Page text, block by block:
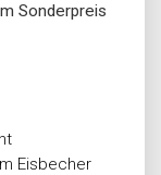
Sonderpreis
Eisbecher